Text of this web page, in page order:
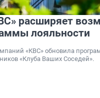
расширяет
лояльности
«КВС» обновила
«Клуба Ваших Соседей».